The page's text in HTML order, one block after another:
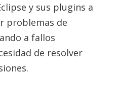
y sus plugins a
problemas de
a fallos
de resolver